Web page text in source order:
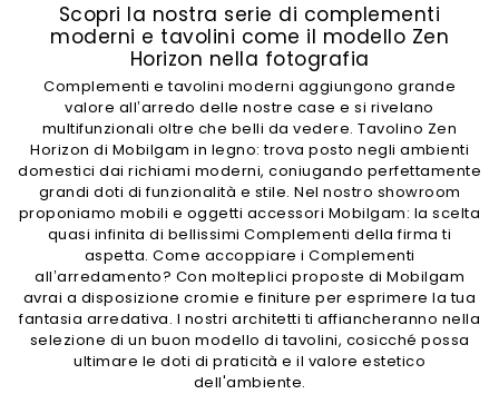
Scopri la nostra serie di complementi
moderni e tavolini come il modello Zen
Horizon nella fotografia
Complementi e tavolini moderni aggiungono grande
valore all’arredo delle nostre case e si rivelano
multifunzionali oltre che belli da vedere. Tavolino Zen
Horizon di Mobilgam in legno: trova posto negli ambienti
domestici dai richiami moderni, coniugando perfettamente
grandi doti di funzionalità e stile. Nel nostro showroom
proponiamo mobili e oggetti accessori Mobilgam: la scelta
quasi infinita di bellissimi Complementi della firma ti
aspetta. Come accoppiare i Complementi
all’arredamento? Con molteplici proposte di Mobilgam
avrai a disposizione cromie e finiture per esprimere la tua
fantasia arredativa. I nostri architetti ti affiancheranno nella
selezione di un buon modello di tavolini, cosicché possa
ultimare le doti di praticità e il valore estetico
dell'ambiente.